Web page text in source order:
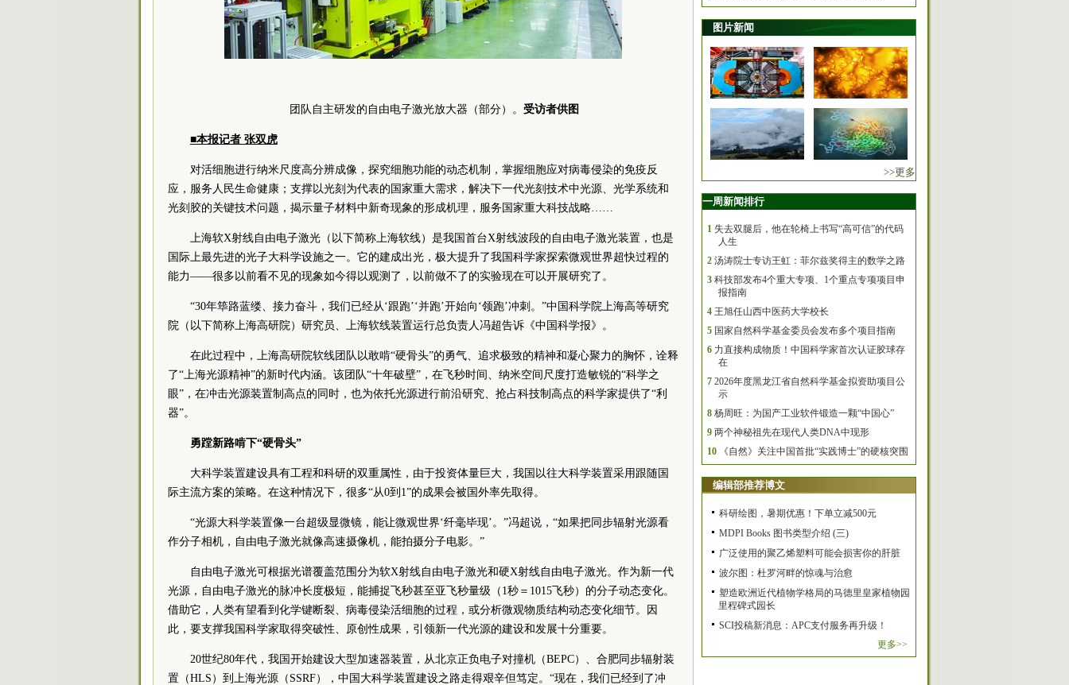
团队自主研发的自由电子激光放大器（部分）。 受访者供图
■本报记者 张双虎
对活细胞进行纳米尺度高分辨成像，探究细胞功能的动态机制，掌握细胞应对病毒侵染的免疫反
应，服务人民生命健康；支撑以光刻为代表的国家重大需求，解决下一代光刻技术中光源、光学系统和
光刻胶的关键技术问题，揭示量子材料中新奇现象的形成机理，服务国家重大科技战略……
上海软X射线自由电子激光（以下简称上海软线）是我国首台X射线波段的自由电子激光装置，也是
国际上最先进的光子大科学设施之一。它的建成出光，极大提升了我国科学家探索微观世界超快过程的
能力——很多以前看不见的现象如今得以观测了，以前做不了的实验现在可以开展研究了。
“30年筚路蓝缕、接力奋斗，我们已经从‘跟跑’‘并跑’开始向‘领跑’冲刺。”中国科学院上海高等研究
院（以下简称上海高研院）研究员、上海软线装置运行总负责人冯超告诉《中国科学报》。
在此过程中，上海高研院软线团队以敢啃“硬骨头”的勇气、追求极致的精神和凝心聚力的胸怀，诠释
了“上海光源精神”的新时代内涵。该团队“十年破壁”，在飞秒时间、纳米空间尺度打造敏锐的“科学之
眼”，在冲击光源装置制高点的同时，也为依托光源进行前沿研究、抢占科技制高点的科学家提供了“利
器”。
勇蹚新路啃下“硬骨头”
大科学装置建设具有工程和科研的双重属性，由于投资体量巨大，我国以往大科学装置采用跟随国
际主流方案的策略。在这种情况下，很多“从0到1”的成果会被国外率先取得。
“光源大科学装置像一台超级显微镜，能让微观世界‘纤毫毕现’。”冯超说，“如果把同步辐射光源看
作分子相机，自由电子激光就像高速摄像机，能拍摄分子电影。”
自由电子激光可根据光谱覆盖范围分为软X射线自由电子激光和硬X射线自由电子激光。作为新一代
光源，自由电子激光的脉冲长度极短，能捕捉飞秒甚至亚飞秒量级（1秒＝1015飞秒）的分子动态变化。
借助它，人类有望看到化学键断裂、病毒侵染活细胞的过程，或分析微观物质结构动态变化细节。因
此，要支撑我国科学家取得突破性、原创性成果，引领新一代光源的建设和发展十分重要。
20世纪80年代，我国开始建设大型加速器装置，从北京正负电子对撞机（BEPC）、合肥同步辐射装
置（HLS）到上海光源（SSRF），中国大科学装置建设之路走得艰辛但笃定。“现在，我们已经到了冲
图片新闻
>>更多
一周新闻排行
1 失去双腿后，他在轮椅上书写“高可信”的代码
人生
2 汤涛院士专访王虹：菲尔兹奖得主的数学之路
3 科技部发布4个重大专项、1个重点专项项目申
报指南
4 王旭任山西中医药大学校长
5 国家自然科学基金委员会发布多个项目指南
6 力直接构成物质！中国科学家首次认证胶球存
在
7 2026年度黑龙江省自然科学基金拟资助项目公
示
8 杨周旺：为国产工业软件锻造一颗“中国心”
9 两个神秘祖先在现代人类DNA中现形
10
《自然》关注中国首批“实践博士”的硬核突围
编辑部推荐博文
科研绘图，暑期优惠！下单立减500元
MDPI Books 图书类型介绍 (三)
广泛使用的聚乙烯塑料可能会损害你的肝脏
波尔图：杜罗河畔的惊魂与治愈
塑造欧洲近代植物学格局的马德里皇家植物园
里程碑式园长
SCI投稿新消息：APC支付服务再升级！
更多>>